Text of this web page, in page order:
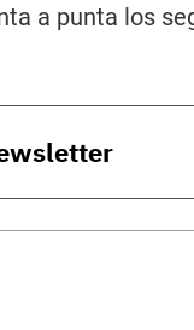
a punta los